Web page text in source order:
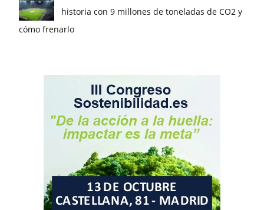
historia con 9 millones de toneladas de CO2 y
cómo frenarlo